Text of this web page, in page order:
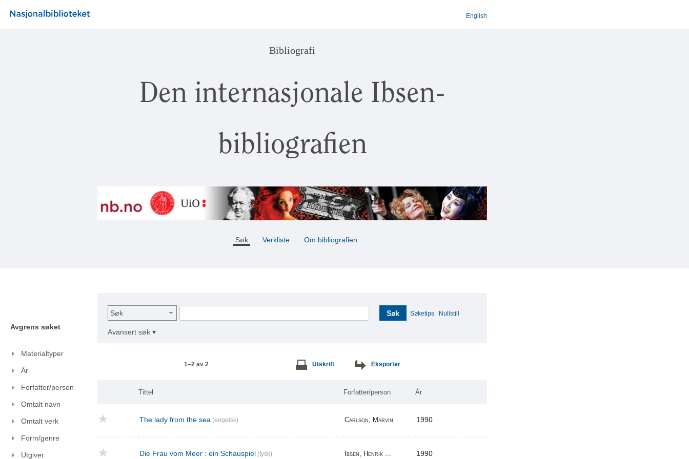
English
Bibliografi
Den internasjonale Ibsen-
bibliografien
Søk Verkliste Om bibliografien
Avgrens søket
Materialtyper
År
Forfatter/person
Omtalt navn
Omtalt verk
Form/genre
Utgiver
Søk Søk Søketips Nullstill
Avansert søk ▾
1–2 av 2 Utskrift Eksporter
Tittel Forfatter/person År
The lady from the sea (engelsk) Carlson, Marvin 1990
Die Frau vom Meer : ein Schauspiel (tysk) Ibsen, Henrik ... 1990